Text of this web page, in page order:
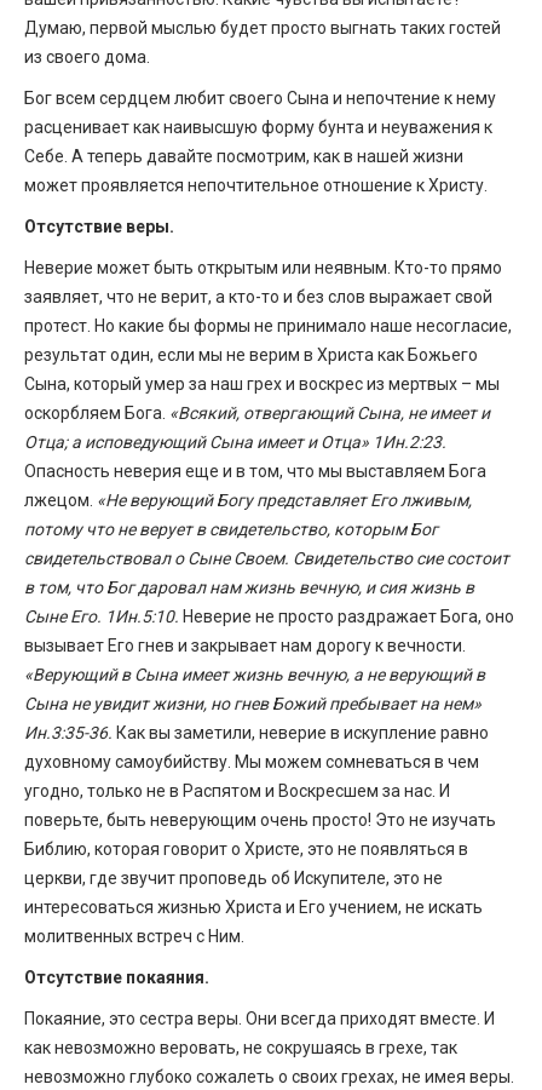
Думаю, первой мыслью будет просто выгнать таких гостей
из своего дома.
Бог всем сердцем любит своего Сына и непочтение к нему
расценивает как наивысшую форму бунта и неуважения к
Себе. А теперь давайте посмотрим, как в нашей жизни
может проявляется непочтительное отношение к Христу.
Отсутствие веры.
Неверие может быть открытым или неявным. Кто-то прямо
заявляет, что не верит, а кто-то и без слов выражает свой
протест. Но какие бы формы не принимало наше несогласие,
результат один, если мы не верим в Христа как Божьего
Сына, который умер за наш грех и воскрес из мертвых – мы
оскорбляем Бога. «Всякий, отвергающий Сына, не имеет и
Отца; а исповедующий Сына имеет и Отца» 1Ин.2:23.
Опасность неверия еще и в том, что мы выставляем Бога
лжецом. «Не верующий Богу представляет Его лживым,
потому что не верует в свидетельство, которым Бог
свидетельствовал о Сыне Своем. Свидетельство сие состоит
в том, что Бог даровал нам жизнь вечную, и сия жизнь в
Сыне Его. 1Ин.5:10. Неверие не просто раздражает Бога, оно
вызывает Его гнев и закрывает нам дорогу к вечности.
«Верующий в Сына имеет жизнь вечную, а не верующий в
Сына не увидит жизни, но гнев Божий пребывает на нем»
Ин.3:35-36. Как вы заметили, неверие в искупление равно
духовному самоубийству. Мы можем сомневаться в чем
угодно, только не в Распятом и Воскресшем за нас. И
поверьте, быть неверующим очень просто! Это не изучать
Библию, которая говорит о Христе, это не появляться в
церкви, где звучит проповедь об Искупителе, это не
интересоваться жизнью Христа и Его учением, не искать
молитвенных встреч с Ним.
Отсутствие покаяния.
Покаяние, это сестра веры. Они всегда приходят вместе. И
как невозможно веровать, не сокрушаясь в грехе, так
невозможно глубоко сожалеть о своих грехах, не имея веры.